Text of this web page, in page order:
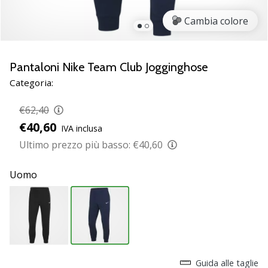
da
PUMA
Accelerate
NITRO
SQD
5!
gli
aggiornamenti
tecnici
valuta
vale
Cambia colore
Pantaloni Nike Team Club Jogginghose
Categoria:
€62,40
€40,60 IVA inclusa
Ultimo prezzo più basso: €40,60
Uomo
Guida alle taglie